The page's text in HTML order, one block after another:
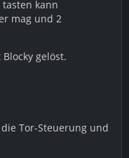
kann
mag und 2
gelöst.
Tor-Steuerung und